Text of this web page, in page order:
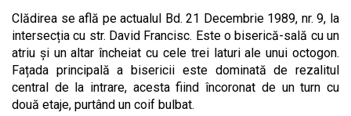
Clădirea se află pe actualul Bd. 21 Decembrie 1989, nr. 9, la
intersecția cu str. David Francisc. Este o biserică-sală cu un
atriu și un altar încheiat cu cele trei laturi ale unui octogon.
Fațada principală a bisericii este dominată de rezalitul
central de la intrare, acesta fiind încoronat de un turn cu
două etaje, purtând un coif bulbat.